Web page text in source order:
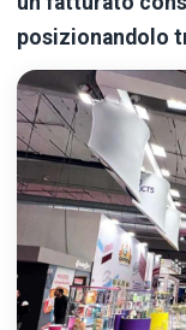
posizionandolo